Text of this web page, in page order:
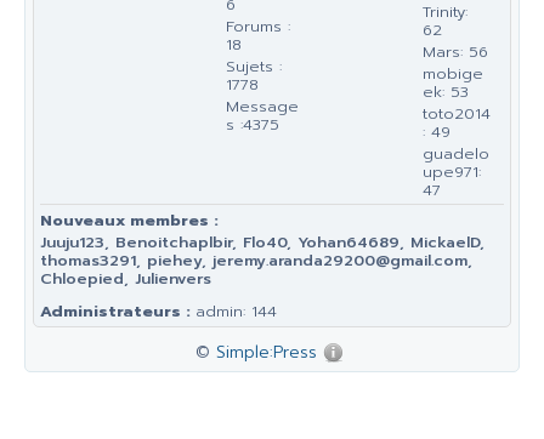
Trinity:
62
Mars: 56
mobige
ek: 53
toto2014
: 49
guadelo
upe971:
47
Forums :
18
Sujets :
1778
Message
s :4375
Nouveaux membres :
Juuju123, Benoitchaplbir, Flo40, Yohan64689, MickaelD,
thomas3291, piehey, jeremy.aranda29200@gmail.com,
Chloepied, Julienvers
Administrateurs : admin: 144
© Simple:Press